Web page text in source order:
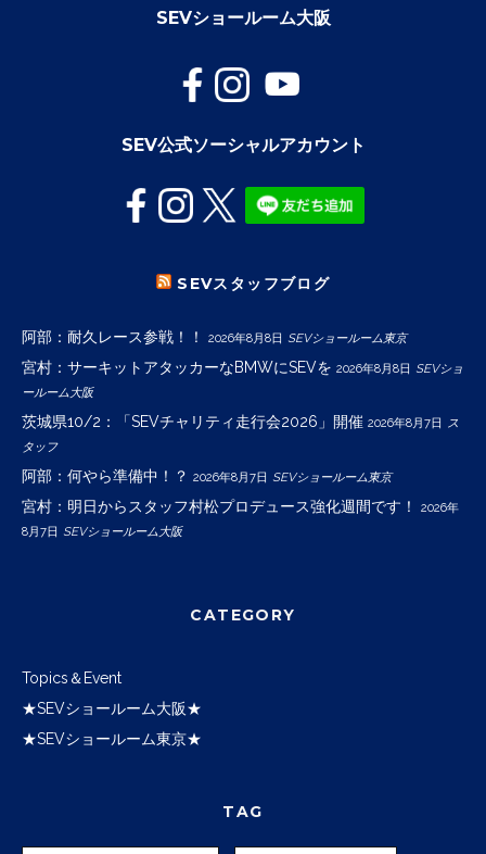
SEVショールーム大阪
SEV公式ソーシャルアカウント
SEVスタッフブログ
阿部：耐久レース参戦！！ 2026年8月8日 SEVショールーム東京
宮村：サーキットアタッカーなBMWにSEVを 2026年8月8日 SEVショ
ールーム大阪
茨城県10/2：「SEVチャリティ走行会2026」開催 2026年8月7日 ス
タッフ
阿部：何やら準備中！？ 2026年8月7日 SEVショールーム東京
宮村：明日からスタッフ村松プロデュース強化週間です！
2026年
8月7日 SEVショールーム大阪
CATEGORY
Topics＆Event
★SEVショールーム大阪★
★SEVショールーム東京★
TAG